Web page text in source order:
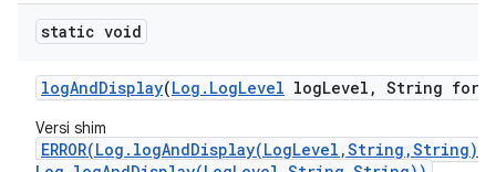
static void
logAndDisplay(Log . LogLevel logLevel , String
Versi shim